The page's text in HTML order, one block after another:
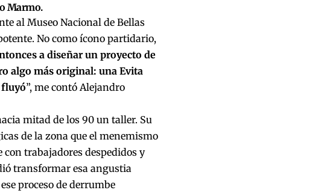
Marmo.
al Museo Nacional de Bellas
No como ícono partidario,
a diseñar un proyecto de
algo más original: una Evita
fluyó”, me contó Alejandro
mitad de los 90 un taller. Su
de la zona que el menemismo
trabajadores despedidos y
transformar esa angustia
proceso de derrumbe